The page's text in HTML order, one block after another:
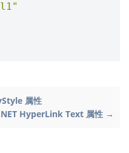
属性
HyperLink Text 属性 →